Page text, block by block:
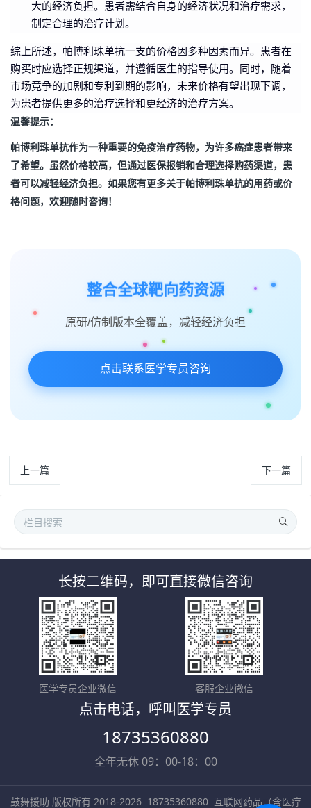
大的经济负担。患者需结合自身的经济状况和治疗需求，
制定合理的治疗计划。
综上所述，帕博利珠单抗一支的价格因多种因素而异。患者在
购买时应选择正规渠道，并遵循医生的指导使用。同时，随着
市场竞争的加剧和专利到期的影响，未来价格有望出现下调，
为患者提供更多的治疗选择和更经济的治疗方案。
温馨提示：
帕博利珠单抗作为一种重要的免疫治疗药物，为许多癌症患者带来
了希望。虽然价格较高，但通过医保报销和合理选择购药渠道，患
者可以减轻经济负担。如果您有更多关于帕博利珠单抗的用药或价
格问题，欢迎随时咨询！
整合全球靶向药资源
原研/仿制版本全覆盖，减轻经济负担
点击联系医学专员咨询
上一篇 下一篇
长按二维码，即可直接微信咨询
医学专员企业微信 客服企业微信
点击电话，呼叫医学专员
18735360880
全年无休 09：00-18：00
鼓舞援助 版权所有 2018-2026 18735360880 互联网药品（含医疗